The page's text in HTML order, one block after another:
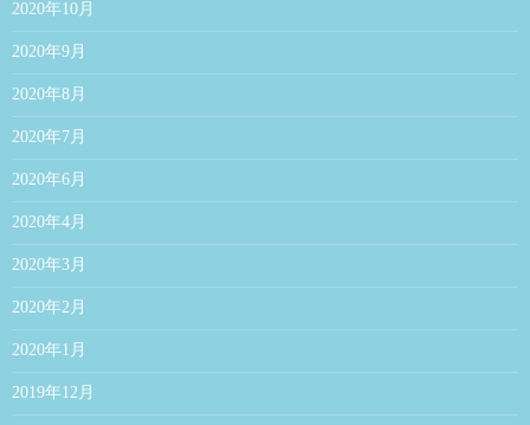
2020年10月
2020年9月
2020年8月
2020年7月
2020年6月
2020年4月
2020年3月
2020年2月
2020年1月
2019年12月